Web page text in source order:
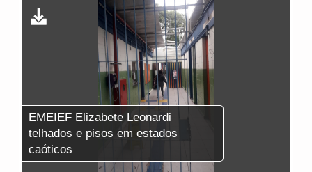
EMEIEF Elizabete Leonardi
telhados e pisos em estados
caóticos